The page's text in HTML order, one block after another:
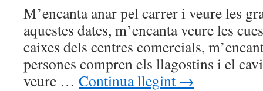
M’encanta anar pel carrer i veure les
aquestes dates, m’encanta veure les
caixes dels centres comercials,
persones compren els llagostins i el
veure … Continua llegint →